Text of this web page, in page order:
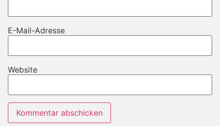
E-Mail-Adresse
Website